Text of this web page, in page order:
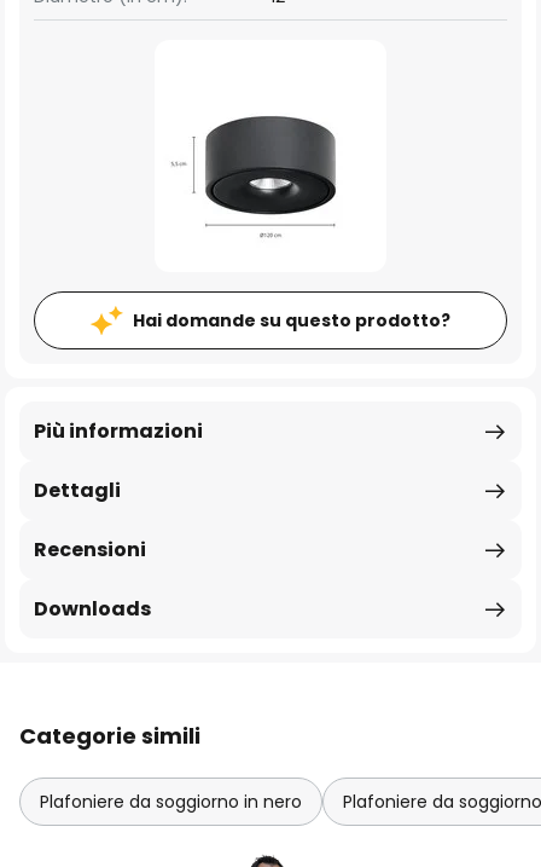
Hai domande su questo prodotto?
Dettagli
Più informazioni
Recensioni
Downloads
Categorie simili
Plafoniere da soggiorno in nero Plafoniere da